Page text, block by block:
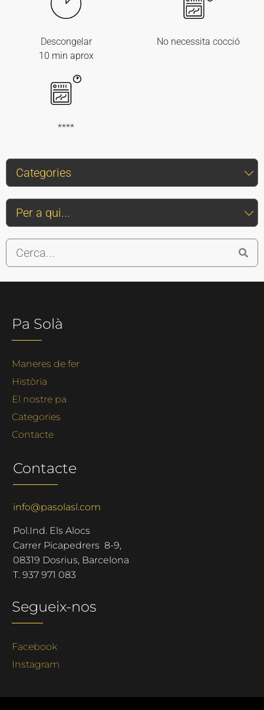
Descongelar
10 min aprox
No necessita cocció
****
Pa Solà
Maneres de fer
Història
El nostre pa
Categories
Contacte
Contacte
info@pasolasl.com
Pol.Ind. Els Alocs
Carrer Picapedrers 8-9,
08319 Dosrius, Barcelona
T. 937 971 083
Segueix-nos
Facebook
Instagram